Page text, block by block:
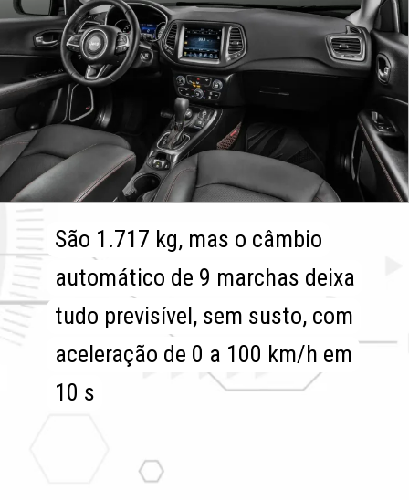
São 1.717 kg, mas o câmbio
automático de 9 marchas deixa
tudo previsível, sem susto, com
aceleração de 0 a 100 km/h em
10 s
São 1.717 kg, mas o câmbio
automático de 9 marchas deixa
tudo previsível, sem susto, com
aceleração de 0 a 100 km/h em
10 s